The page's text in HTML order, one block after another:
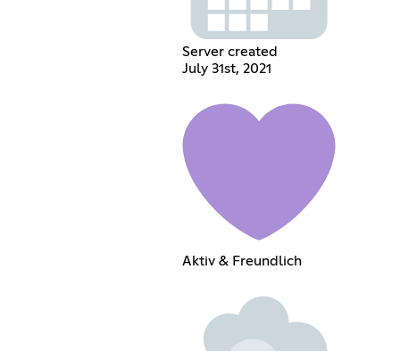
Server created
July 31st, 2021
Aktiv & Freundlich